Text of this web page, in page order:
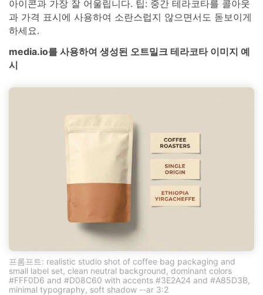
아이콘과 가장 잘 어울립니다. 팁: 중간 테라코타를 콜아웃
과 가격 표시에 사용하여 소란스럽지 않으면서도 돋보이게
하세요.
media.io를 사용하여 생성된 오트밀크 테라코타 이미지 예
시
프롬프트: realistic studio shot of coffee bag packaging and
small label set, clean neutral background, dominant colors
#FFF0D6 and #D08C60 with accents #3E2A24 and #A85D3B,
minimal typography, soft shadow --ar 3:2